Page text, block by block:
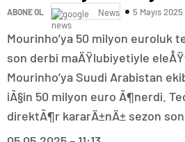
ABONE OL News 5 Mayıs
Mourinho’ya 50 milyon euroluk
son derbi maÄŸlubiyetiyle
Mourinho’ya Suudi Arabistan
iÃ§in 50 milyon euro Ã¶nerdi.
direktÃ¶r kararÄ±nÄ± sezon